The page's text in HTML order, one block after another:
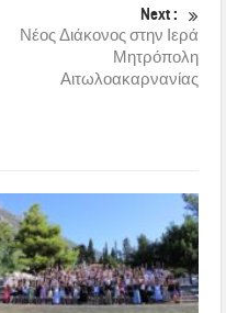
Next :
Νέος Διάκονος στην Ιερά
Μητρόπολη
Αιτωλοακαρνανίας